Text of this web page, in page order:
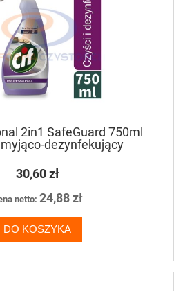
2in1 SafeGuard 750ml
dezynfekujący
30,60 zł
netto: 24,88 zł
DO KOSZYKA